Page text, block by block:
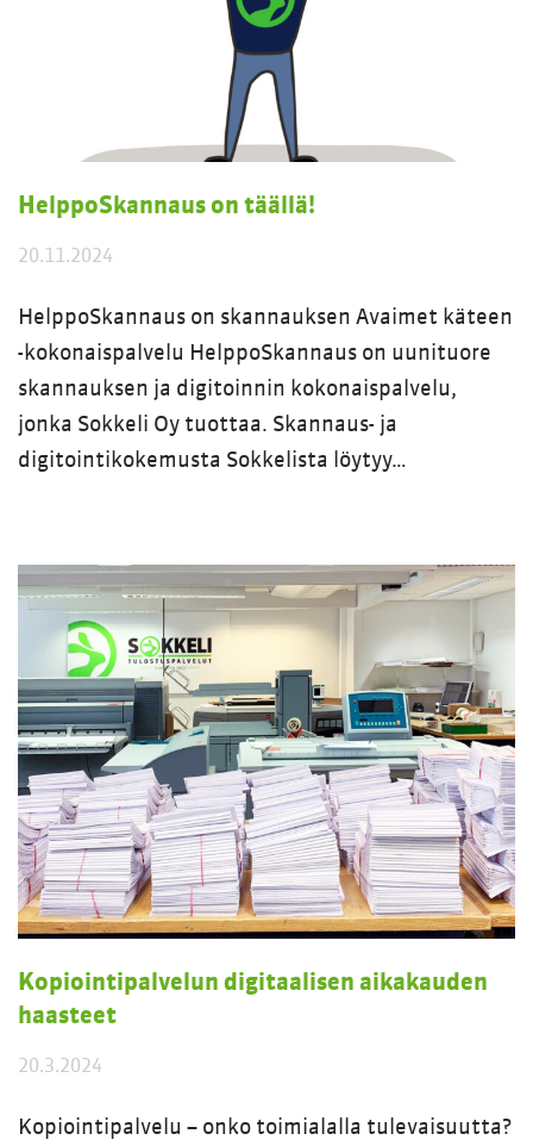
HelppoSkannaus on täällä!
20.11.2024
HelppoSkannaus on skannauksen Avaimet käteen
-kokonaispalvelu HelppoSkannaus on uunituore
skannauksen ja digitoinnin kokonaispalvelu,
jonka Sokkeli Oy tuottaa. Skannaus- ja
digitointikokemusta Sokkelista löytyy…
Kopiointipalvelun digitaalisen aikakauden
haasteet
20.3.2024
Kopiointipalvelu – onko toimialalla tulevaisuutta?